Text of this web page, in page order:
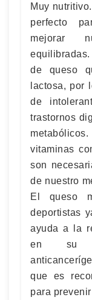
Muy
perfecto
mejorar
de queso
lactosa, por
de
trastornos
vitaminas
son
de nuestro
El queso
deportistas
ayuda a la
en su
que es
para